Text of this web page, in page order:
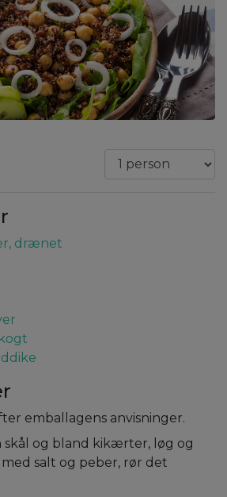
drænet
emballagens anvisninger.
skål og bland kikærter, løg og
salt og peber, rør det